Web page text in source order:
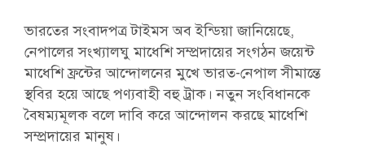
ভারতের সংবাদপত্র টাইমস অব ইন্ডিয়া জানিয়েছে,
নেপালের সংখ্যালঘু মাধেশি সম্প্রদায়ের সংগঠন জয়েন্ট
মাধেশি ফ্রন্টের আন্দোলনের মুখে ভারত-নেপাল সীমান্তে
স্থবির হয়ে আছে পণ্যবাহী বহু ট্রাক। নতুন সংবিধানকে
বৈষম্যমূলক বলে দাবি করে আন্দোলন করছে মাধেশি
সম্প্রদায়ের মানুষ।